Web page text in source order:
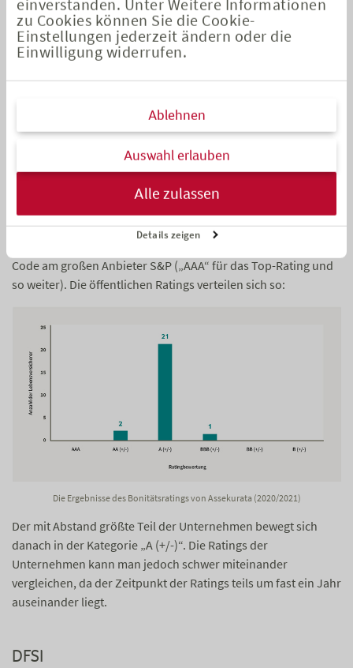
zu Cookies können Sie die Cookie-
Einstellungen jederzeit ändern oder die
Einwilligung widerrufen.
Details zeigen
Alle zulassen
Auswahl erlauben
Ablehnen
Unternehmens wird aus Kundensicht nach verschiedenen
Teilqualitäten analysiert und bewertet. Details zum
Unternehmensrating finden Sie in dieser
finanzielle Leistungsfähigkeit deutscher Erst- und
Rückversicherer. Dabei werden Informationen aus den
Unternehmen und deren Umwelt berücksichtigt. Details zum
Bonitätsrating finden Sie in dieserRatingdokumentation.
öffentliche Ratings von Lebensversicherern. Vier weitere sind
Code am großen Anbieter S&P („AAA“ für das Top-Rating und
so weiter). Die öffentlichen Ratings verteilen sich so:
Die Ergebnisse des Bonitätsratings von Assekurata (2020/2021)
Der mit Abstand größte Teil der Unternehmen bewegt sich
danach in der Kategorie „A (+/-)“. Die Ratings der
Unternehmen kann man jedoch schwer miteinander
vergleichen, da der Zeitpunkt der Ratings teils um fast ein Jahr
auseinander liegt.
DFSI